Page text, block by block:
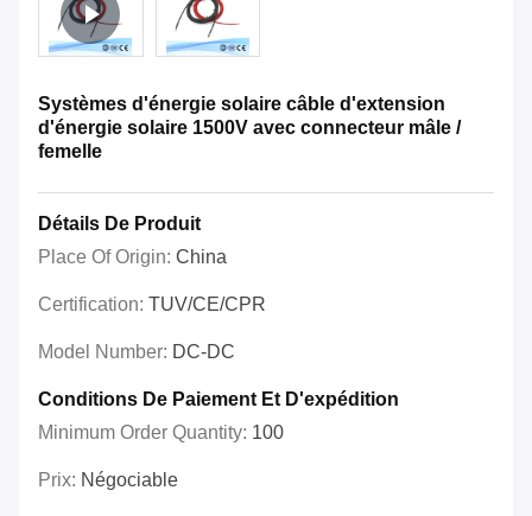
Systèmes d'énergie solaire câble d'extension
d'énergie solaire 1500V avec connecteur mâle /
femelle
Détails De Produit
Place Of Origin: China
Certification: TUV/CE/CPR
Model Number: DC-DC
Conditions De Paiement Et D'expédition
Minimum Order Quantity: 100
Prix: Négociable